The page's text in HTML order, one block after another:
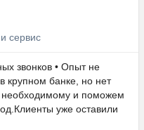
сервис
звонков • Опыт не
крупном банке, но нет
и поможем
уже оставили